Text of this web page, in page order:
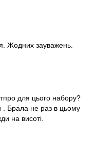
Жодних зауважень.
для цього набору?
. Брала не раз в цьому
на висоті.